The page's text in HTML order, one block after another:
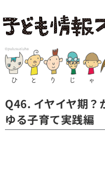
Q46. イヤイヤ期？
ゆる子育て実践編